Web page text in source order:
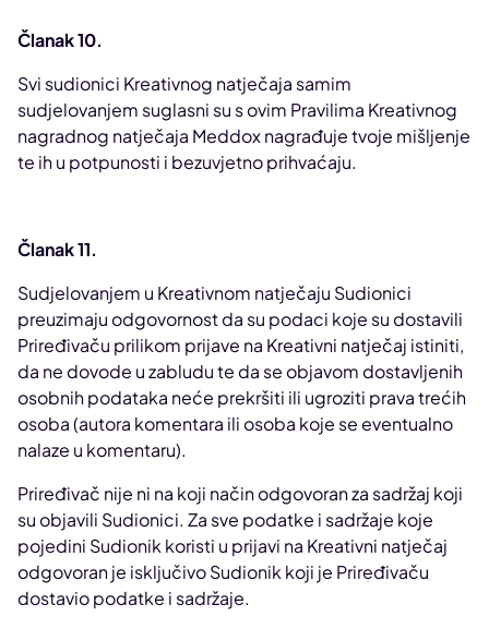
Članak 10.
Svi sudionici Kreativnog natječaja samim
sudjelovanjem suglasni su s ovim Pravilima Kreativnog
nagradnog natječaja Meddox nagrađuje tvoje mišljenje
te ih u potpunosti i bezuvjetno prihvaćaju.
Članak 11.
Sudjelovanjem u Kreativnom natječaju Sudionici
preuzimaju odgovornost da su podaci koje su dostavili
Priređivaču prilikom prijave na Kreativni natječaj istiniti,
da ne dovode u zabludu te da se objavom dostavljenih
osobnih podataka neće prekršiti ili ugroziti prava trećih
osoba (autora komentara ili osoba koje se eventualno
nalaze u komentaru).
Priređivač nije ni na koji način odgovoran za sadržaj koji
su objavili Sudionici. Za sve podatke i sadržaje koje
pojedini Sudionik koristi u prijavi na Kreativni natječaj
odgovoran je isključivo Sudionik koji je Priređivaču
dostavio podatke i sadržaje.